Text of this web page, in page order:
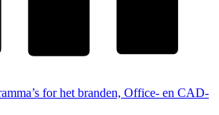
for het branden, Office- en CAD-